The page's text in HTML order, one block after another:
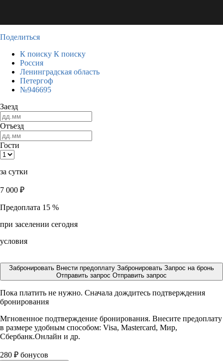
Поделиться
К поиску К поиску
Россия
Ленинградская область
Петергоф
№946695
Заезд
Отъезд
Гости
за сутки
7 000 ₽
Предоплата 15 %
при заселении сегодня
условия
Забронировать Внести предоплату Забронировать Запрос на бронь
Отправить запрос Отправить запрос
Пока платить не нужно. Сначала дождитесь подтверждения
бронирования
Мгновенное подтверждение бронирования. Внесите предоплату
в размере удобным способом: Visa, Mastercard, Мир,
Сбербанк.Онлайн и др.
280 ₽ бонусов